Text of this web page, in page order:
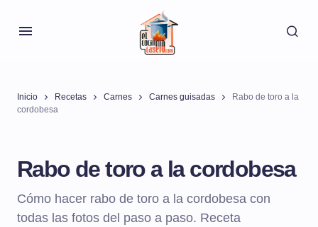
Inicio Recetas Carnes Carnes guisadas
Rabo de toro a la
cordobesa
Rabo de toro a la cordobesa
Cómo hacer rabo de toro a la cordobesa con
todas las fotos del paso a paso. Receta